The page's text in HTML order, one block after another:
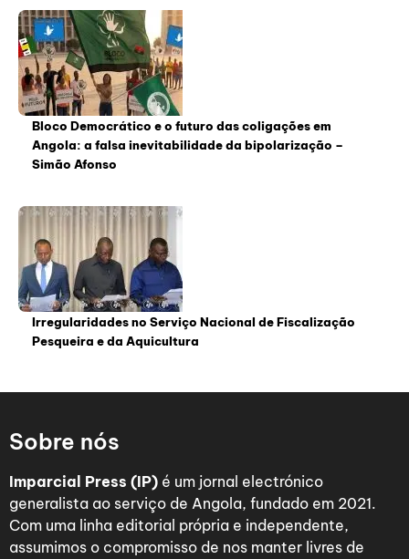
Bloco Democrático e o futuro das coligações em
Angola: a falsa inevitabilidade da bipolarização –
Simão Afonso
Irregularidades no Serviço Nacional de Fiscalização
Pesqueira e da Aquicultura
Sobre nós
Imparcial Press (IP) é um jornal electrónico
generalista ao serviço de Angola, fundado em 2021.
Com uma linha editorial própria e independente,
assumimos o compromisso de nos manter livres de